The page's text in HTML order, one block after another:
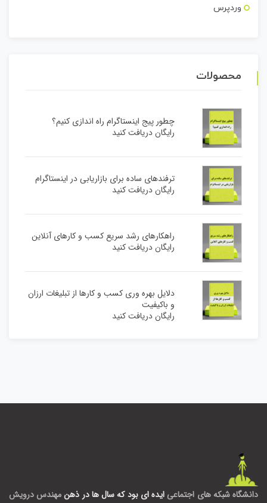
وردپرس
محصولات
چطور پیج اینستاگرام راه اندازی کنیم؟
رایگان دریافت کنید
ترفندهای ساده برای بازاریابی در اینستاگرام
رایگان دریافت کنید
راهکارهای رشد سریع کسب و کارهای آنلاین
رایگان دریافت کنید
دلایل بهره وری کسب و کارها از تبلیغات ارزان
و باکیفیت
رایگان دریافت کنید
دانشگاه شبکه های اجتماعی ایده ای بود که سال ها در ذهنمهندس درویش